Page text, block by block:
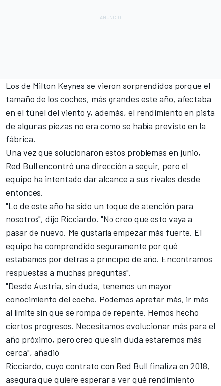
Los de Milton Keynes se vieron sorprendidos porque el
tamaño de los coches, más grandes este año, afectaba
en el túnel del viento y, además, el rendimiento en pista
de algunas piezas no era como se había previsto en la
fábrica.
Una vez que solucionaron estos problemas en junio,
Red Bull encontró una dirección a seguir, pero el
equipo ha intentado dar alcance a sus rivales desde
entonces.
"Lo de este año ha sido un toque de atención para
nosotros", dijo Ricciardo. "No creo que esto vaya a
pasar de nuevo. Me gustaría empezar más fuerte. El
equipo ha comprendido seguramente por qué
estábamos por detrás a principio de año. Encontramos
respuestas a muchas preguntas".
"Desde Austria, sin duda, tenemos un mayor
conocimiento del coche. Podemos apretar más, ir más
al límite sin que se rompa de repente. Hemos hecho
ciertos progresos. Necesitamos evolucionar más para el
año próximo, pero creo que sin duda estaremos más
cerca", añadió
Ricciardo, cuyo contrato con Red Bull finaliza en 2018,
asegura que quiere esperar a ver qué rendimiento